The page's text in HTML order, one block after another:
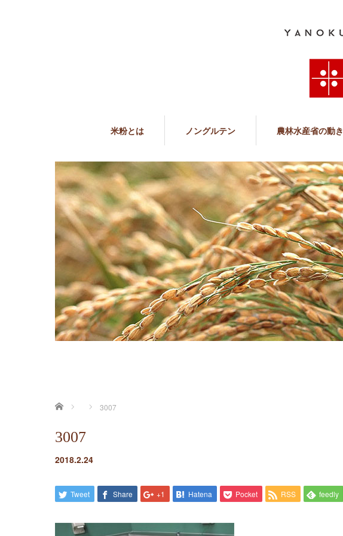
米粉とは ノングルテン 農林水産省の動き
ホーム 3007
3007
2018.2.24
Tweet Share +1 Hatena Pocket RSS feedly